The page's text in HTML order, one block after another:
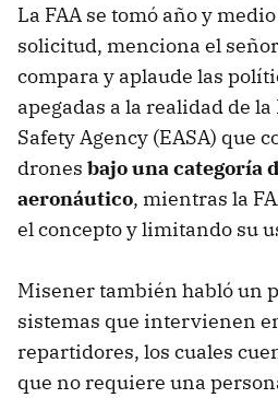
La FAA se tomó año y
solicitud, menciona el
compara y aplaude las
apegadas a la realidad de
Safety Agency (EASA) que
drones bajo una categoría
aeronáutico, mientras la
el concepto y limitando su
Misener también habló un
sistemas que intervienen
repartidores, los cuales
que no requiere una